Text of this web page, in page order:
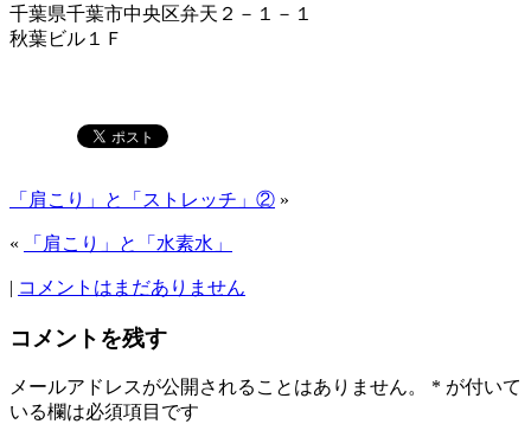
千葉県千葉市中央区弁天２－１－１
秋葉ビル１Ｆ
「肩こり」と「ストレッチ」② »
« 「肩こり」と「水素水」
| コメントはまだありません
コメントを残す
メールアドレスが公開されることはありません。 * が付いて
いる欄は必須項目です